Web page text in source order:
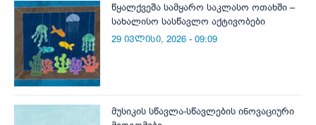
წყალქვეშა სამყარო საკლასო ოთახში –
სახალისო სასწავლო აქტივობები
29 ივლისი, 2026 - 09:09
მუსიკის სწავლა-სწავლების ინოვაციური